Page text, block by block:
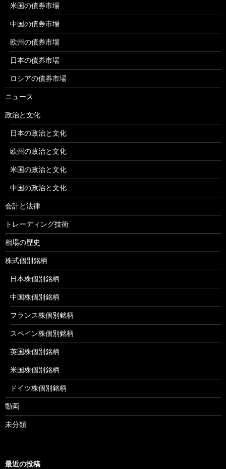
米国の債券市場
中国の債券市場
欧州の債券市場
日本の債券市場
ロシアの債券市場
ニュース
政治と文化
日本の政治と文化
欧州の政治と文化
米国の政治と文化
中国の政治と文化
会計と法律
トレーディング技術
相場の歴史
株式個別銘柄
日本株個別銘柄
中国株個別銘柄
フランス株個別銘柄
スペイン株個別銘柄
英国株個別銘柄
米国株個別銘柄
ドイツ株個別銘柄
動画
未分類
最近の投稿